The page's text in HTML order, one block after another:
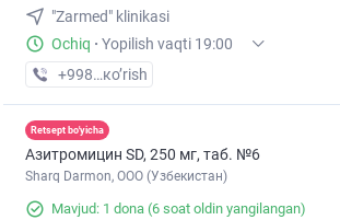
"Zarmed" klinikasi
Ochiq · Yopilish vaqti 19:00
+998 (95) XXX-XX-XX
кo’rish
Retsept bo'yicha
Азитромицин SD, 250 мг, таб. №6
Sharq Darmon, OOO (Узбекистан)
Mavjud: 1 dona (6 soat oldin yangilangan)